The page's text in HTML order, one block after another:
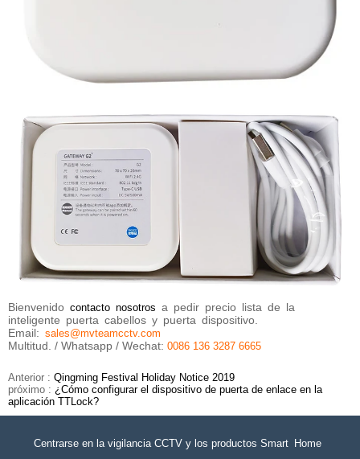
Bienvenido contacto nosotros a pedir precio lista de la
inteligente puerta cabellos y puerta dispositivo.
Email: sales@mvteamcctv.com
Multitud. / Whatsapp / Wechat: 0086 136 3287 6665
Anterior : Qingming Festival Holiday Notice 2019
próximo : ¿Cómo configurar el dispositivo de puerta de enlace en la
aplicación TTLock?
Centrarse en la vigilancia CCTV y los productos Smart Home